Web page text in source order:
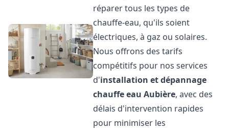
réparer tous les types de
chauffe-eau, qu'ils soient
électriques, à gaz ou solaires.
Nous offrons des tarifs
compétitifs pour nos services
d'installation et dépannage
chauffe eau Aubière, avec des
délais d'intervention rapides
pour minimiser les